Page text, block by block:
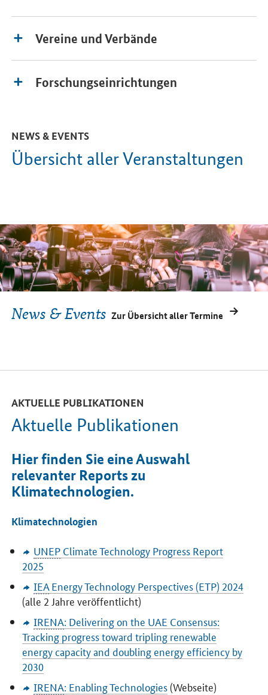
Vereine und Verbände
Forschungseinrichtungen
NEWS & EVENTS
Übersicht aller Veranstaltungen
News & Events Zur Übersicht aller Termine
AKTUELLE PUBLIKATIONEN
Aktuelle Publikationen
Hier finden Sie eine Auswahl
relevanter Reports zu
Klimatechnologien.
Klimatechnologien
UNEP Climate Technology Progress Report
2025
IEA Energy Technology Perspectives(ETP) 2024
(alle 2 Jahre veröffentlicht)
IRENA: Delivering on the UAE Consensus:
Tracking progress toward tripling renewable
energy capacity and doubling energy efficiency by
2030
IRENA: Enabling Technologies(Webseite)